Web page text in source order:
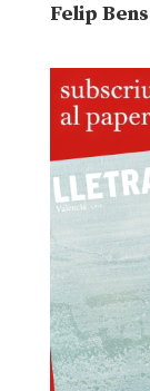
Felip Bens